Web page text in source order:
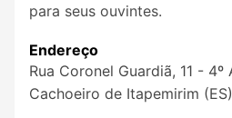
para seus ouvintes.
Endereço
Rua Coronel Guardiã, 11 -
Cachoeiro de Itapemirim